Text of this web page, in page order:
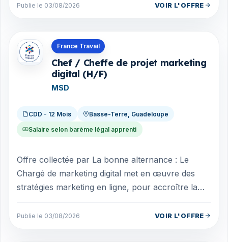
Publie le 03/08/2026 VOIR L'OFFRE
France Travail
Chef / Cheffe de projet marketing
digital (H/F)
MSD
CDD - 12 Mois Basse-Terre, Guadeloupe
Salaire selon barème légal apprenti
Offre collectée par La bonne alternance : Le
Chargé de marketing digital met en œuvre des
stratégies marketing en ligne, pour accroître la
Publie le 03/08/2026 VOIR L'OFFRE
Offres en Guadeloupe